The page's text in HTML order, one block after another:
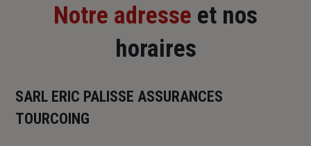
Notre adresse et nos
horaires
SARL ERIC PALISSE ASSURANCES
TOURCOING